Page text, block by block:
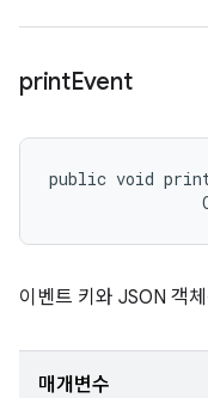
printEvent
public void
이벤트 키와 JSON 객
매개변수